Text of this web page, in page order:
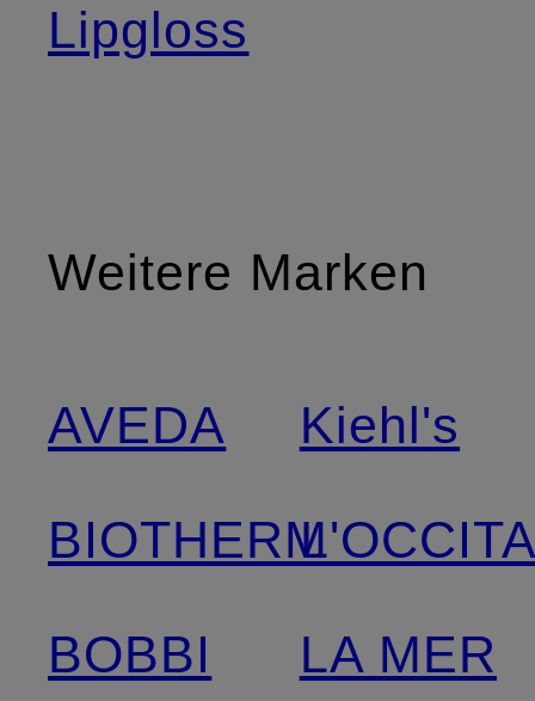
Lipgloss
Weitere Marken
AVEDA
BIOTHERM
BOBBI
Kiehl's
LA MER